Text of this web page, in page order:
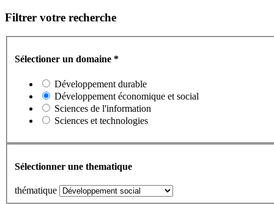
Filtrer votre recherche
Sélectioner un domaine *
Développement durable
Développement économique et social
Sciences de l'information
Sciences et technologies
Sélectionner une thematique
thématique